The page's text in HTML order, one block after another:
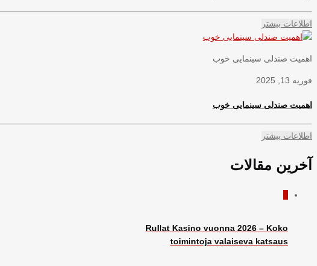
اطلاعات بیشتر
اهمیت صندلی سینمایی خوب
فوریه 13, 2025
اهمیت صندلی سینمایی خوب
اطلاعات بیشتر
آخرین مقالات
Rullat Kasino vuonna 2026 – Koko
toimintoja valaiseva katsaus